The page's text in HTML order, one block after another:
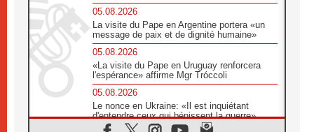
05.08.2026
La visite du Pape en Argentine portera «un
message de paix et de dignité humaine»
05.08.2026
«La visite du Pape en Uruguay renforcera
l'espérance» affirme Mgr Tróccoli
05.08.2026
Le nonce en Ukraine: «Il est inquiétant
d'entendre ceux qui bénissent la guerre»